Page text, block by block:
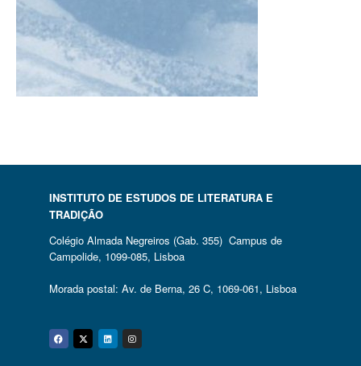
INSTITUTO DE ESTUDOS DE LITERATURA E
TRADIÇÃO
Colégio Almada Negreiros (Gab. 355) Campus de
Campolide, 1099-085, Lisboa
Morada postal: Av. de Berna, 26 C, 1069-061, Lisboa
Facebook
Twitter
Linkedin
Instagram